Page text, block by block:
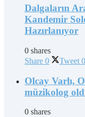
Dalgaların
Kandemir
Hazırlanıyor
0 shares
Share 0 Tweet 0
Olcay Varlı,
müzikolog
0 shares